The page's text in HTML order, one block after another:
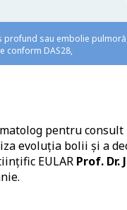
sau embolie
conform DAS28,
pentru
evoluția bolii și a
EULAR Prof. Dr.